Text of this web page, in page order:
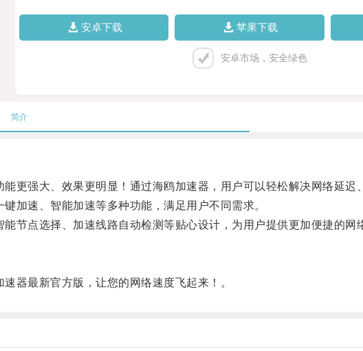
安卓下载 苹果下载
安卓市场，安全绿色
简介
强大、效果更明显！通过海鸥加速器，用户可以轻松解决网络延迟
速、智能加速等多种功能，满足用户不同需求。
点选择、加速线路自动检测等贴心设计，为用户提供更加便捷的网
最新官方版，让您的网络速度飞起来！。